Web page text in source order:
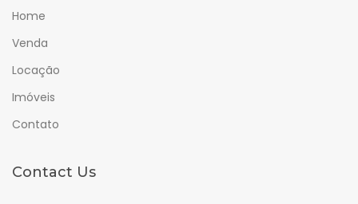
Home
Venda
Locação
Imóveis
Contato
Contact Us